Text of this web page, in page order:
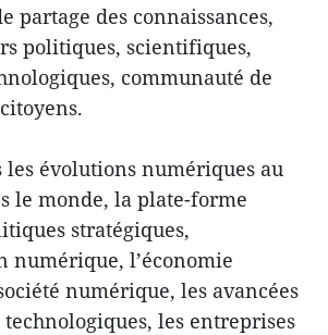
partage des connaissances,
politiques, scientifiques,
communauté de
les évolutions numériques au
le monde, la plate-forme
stratégiques,
numérique, l’économie
numérique, les avancées
les entreprises